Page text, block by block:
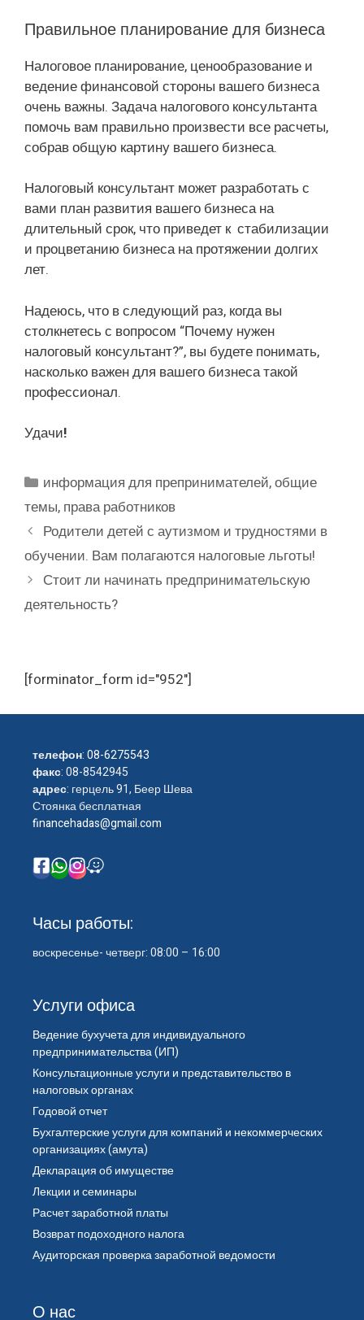
Правильное планирование для бизнеса
Налоговое планирование, ценообразование и
ведение финансовой стороны вашего бизнеса
очень важны. Задача налогового консультанта
помочь вам правильно произвести все расчеты,
собрав общую картину вашего бизнеса.
Налоговый консультант может разработать с
вами план развития вашего бизнеса на
длительный срок, что приведет к стабилизации
и процветанию бизнеса на протяжении долгих
лет.
Надеюсь, что в следующий раз, когда вы
столкнетесь с вопросом “Почему нужен
налоговый консультант?”, вы будете понимать,
насколько важен для вашего бизнеса такой
профессионал.
Удачи!
Рубрики
информация для препринимателей,общие
темы, права работников
Родители детей с аутизмом и трудностями в
обучении. Вам полагаются налоговые льготы!
Стоит ли начинать предпринимательскую
деятельность?
[forminator_form id="952"]
телефон:08-6275543
факс: 08-8542945
адрес: герцель 91, Беер Шева
Стоянка бесплатная
financehadas@gmail.com
Часы работы:
воскресенье- четверг: 08:00 – 16:00
Услуги офиса
Ведение бухучета для индивидуального
предпринимательства (ИП)
Консультационные услуги и представительство в
налоговых органах
Годовой отчет
Бухгалтерские услуги для компаний и некоммерческих
организациях (амута)
Декларация об имуществе
Лекции и семинары
Расчет заработной платы
Возврат подоходного налога
Аудиторская проверка заработной ведомости
О нас